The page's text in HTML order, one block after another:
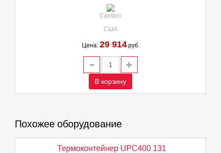
Cambro
США
Цена: 29 914руб.
В корзину
Похожее оборудование
Термоконтейнер UPC400 131